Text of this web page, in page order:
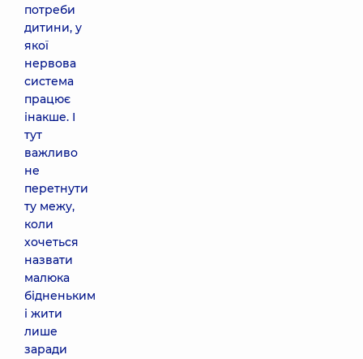
потреби
дитини, у
якої
нервова
система
працює
інакше. І
тут
важливо
не
перетнути
ту межу,
коли
хочеться
назвати
малюка
бідненьким
і жити
лише
заради